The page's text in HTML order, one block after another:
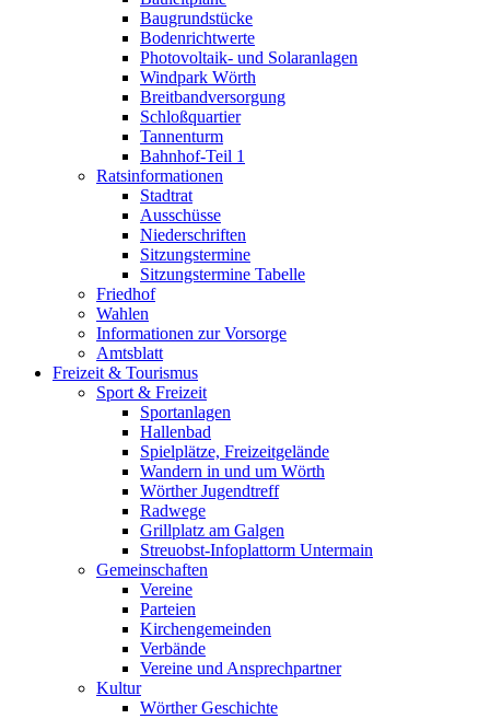
Baugrundstücke
Bodenrichtwerte
Photovoltaik- und Solaranlagen
Windpark Wörth
Breitbandversorgung
Schloßquartier
Tannenturm
Bahnhof-Teil 1
Ratsinformationen
Stadtrat
Ausschüsse
Niederschriften
Sitzungstermine
Sitzungstermine Tabelle
Friedhof
Wahlen
Informationen zur Vorsorge
Amtsblatt
Freizeit & Tourismus
Sport & Freizeit
Sportanlagen
Hallenbad
Spielplätze, Freizeitgelände
Wandern in und um Wörth
Wörther Jugendtreff
Radwege
Grillplatz am Galgen
Streuobst-Infoplattorm Untermain
Gemeinschaften
Vereine
Parteien
Kirchengemeinden
Verbände
Vereine und Ansprechpartner
Kultur
Wörther Geschichte